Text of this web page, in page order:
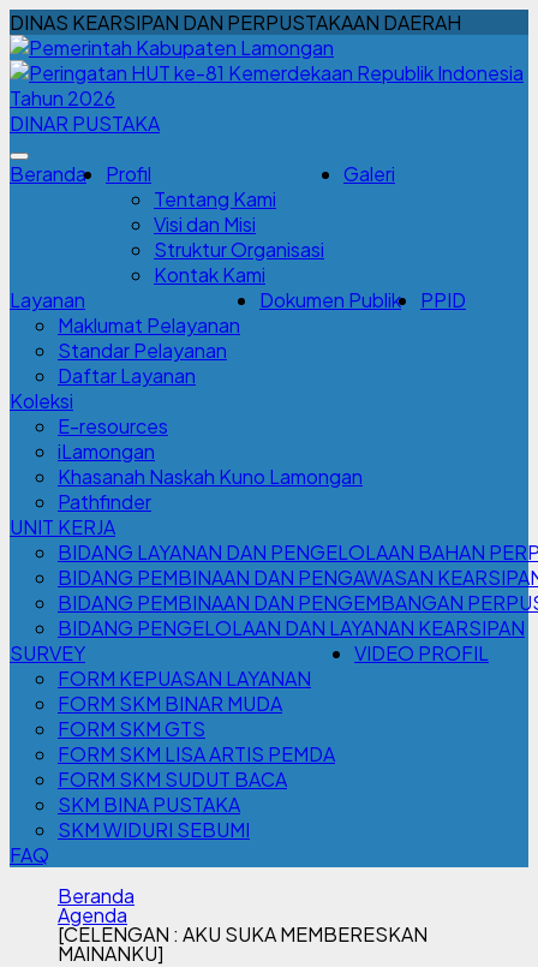
DINAS KEARSIPAN DAN PERPUSTAKAAN DAERAH
DINAR PUSTAKA
Beranda
Profil
Tentang Kami
Visi dan Misi
Struktur Organisasi
Kontak Kami
Galeri
Layanan
Maklumat Pelayanan
Standar Pelayanan
Daftar Layanan
Dokumen Publik PPID
Koleksi
E-resources
iLamongan
Khasanah Naskah Kuno Lamongan
Pathfinder
UNIT KERJA
BIDANG LAYANAN DAN PENGELOLAAN BAHAN
BIDANG PEMBINAAN DAN PENGAWASAN
BIDANG PEMBINAAN DAN PENGEMBANGAN
BIDANG PENGELOLAAN DAN LAYANAN KEARSIPAN
SURVEY
FORM KEPUASAN LAYANAN
FORM SKM BINAR MUDA
FORM SKM GTS
FORM SKM LISA ARTIS PEMDA
FORM SKM SUDUT BACA
SKM BINA PUSTAKA
SKM WIDURI SEBUMI
VIDEO PROFIL
FAQ
Beranda
Agenda
[CELENGAN : AKU SUKA MEMBERESKAN
MAINANKU]